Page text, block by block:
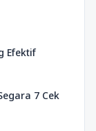
Efektif
7 Cek